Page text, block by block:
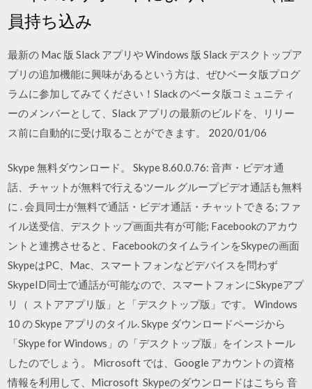
員持ち込み
最新の Mac 版 Slack アプリや Windows 版 Slack デスクトップア
プリの追加機能に興味があるという方は、ぜひベータ版プログ
ラムに参加してみてください！Slack のベータ版コミュニティ
ーのメンバーとして、Slack アプリの最新のビルドを、リリー
ス前に自動的に受け取ることができます。 2020/01/06
Skype 無料ダウンロード。 Skype 8.60.0.76: 音声・ビデオ通
話、チャットが無料で行えるツール グループビデオ通話も無料
に . 会員同士が無料で通話・ビデオ通話・チャットできる; ファ
イル送受信、デスクトップ画面共有が可能; Facebookのアカウ
ントと連携させると、FacebookのタイムラインをSkypeの画面
SkypeはPC、Mac、スマートフォンなどデバイスを問わず
SkypeID同士で通話が可能なので、スマートフォンにSkypeアプ
リ（ ストアアプリ版」と「デスクトップ版」です。 Windows
10 の Skype アプリのタイル. Skype ダウンロードページから
「Skype for Windows」の「デスクトップ版」をインストール
したのでしょう。 Microsoft では、Google アカウントの資格
情報を利用して、Microsoft Skypeのダウンロードはこちら 音